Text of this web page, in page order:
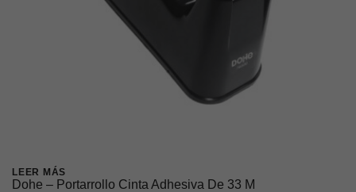
LEER MÁS
Dohe – Portarrollo Cinta Adhesiva De 33 M